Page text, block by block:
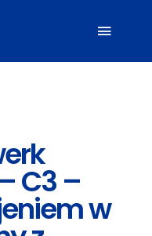
C3 –
w